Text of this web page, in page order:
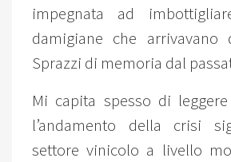
impegnata ad
damigiane che arrivavano
Sprazzi di memoria dal
Mi capita spesso di
l’andamento della crisi
settore vinicolo a livello